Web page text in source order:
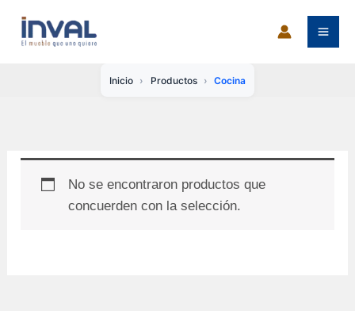
Inicio Productos Cocina
No se encontraron productos que
concuerden con la selección.